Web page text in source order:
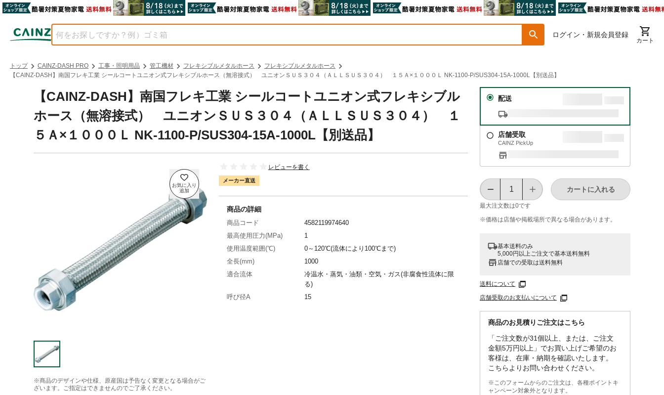
ログイン・新規会員登録
カート
トップ CAINZ-DASH PRO 工事・照明用品 管工機材 フレキシブルメタルホース
フレキシブルメタルホース
【CAINZ-DASH】南国フレキ工業 シールコートユニオン式フレキシブルホース（無溶接式） ユニオンＳＵＳ３０４（ＡＬＬＳＵＳ３０４） １５Ａ×１０００Ｌ NK-1100-P/SUS304-15A-1000L【別送品】
【CAINZ-DASH】南国フレキ工業 シールコートユニオン式フレキシブル
ホース（無溶接式） ユニオンＳＵＳ３０４（ＡＬＬＳＵＳ３０４） １
５Ａ×１０００Ｌ NK-1100-P/SUS304-15A-1000L【別送品】
※商品のデザインや仕様、原産国は予告なく変更となる場合がご
ざいます。ご指定はできませんのでご了承ください。
レビューを書く
メーカー直送
配送
店舗受取
CAINZ PickUp
最大注文数は0です
カートに入れる
※価格は​店舗や​掲載場所で​異なる​場合が​あります。
基本送料のみ
5,000円以上ご注文で基本送料無料
店舗での受取は送料無料
送料について
店舗受取のお支払いについて
商品のお見積りご注文はこちら
「ご注文数が31個以上、または、ご注文
金額5万円以上」でお買い上げご希望のお
客様は、在庫・納期を確認いたします。
こちらよりお問い合わせください。
※このフォームからのご注文は、各種ポイントキ
ャンペーン対象外となります。
商品の詳細
商品コード
4582119974640
最高使用圧力(MPa)
1
使用温度範囲(℃)
0～120℃(流体により100℃まで)
全長(mm)
1000
適合流体
冷温水・蒸気・油類・空気・ガス(非腐食性流体に限
る)
呼び径A
15